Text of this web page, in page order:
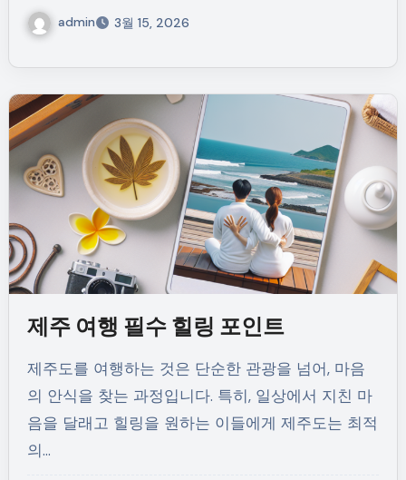
admin 3월 15, 2026
제주 여행 필수 힐링 포인트
제주도를 여행하는 것은 단순한 관광을 넘어, 마음
의 안식을 찾는 과정입니다. 특히, 일상에서 지친 마
음을 달래고 힐링을 원하는 이들에게 제주도는 최적
의…